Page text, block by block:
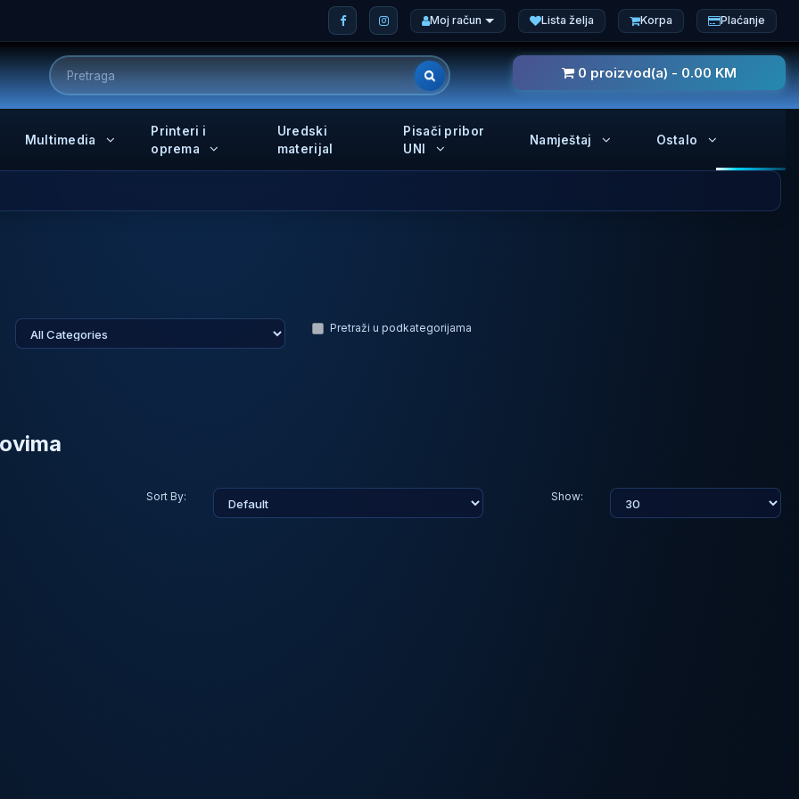
Moj račun Lista želja Korpa Plaćanje
0 proizvod(a) - 0.00 KM
Multimedia
Printeri i
oprema
Uredski
materijal
Pisači pribor
UNI
Namještaj Ostalo
Pretraži u podkategorijama
Sort By: Show: